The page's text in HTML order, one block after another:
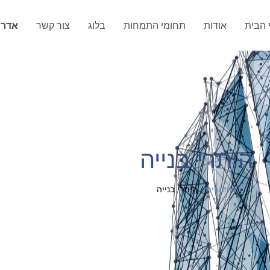
הבית אודות תחומי התמחות בלוג צור קשר
היתרי בנייה
דף הבית/היתרי בנייה